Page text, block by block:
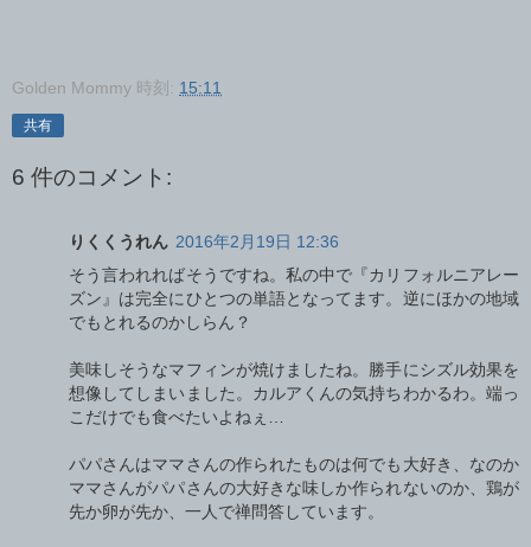
Golden Mommy 時刻: 15:11
共有
6 件のコメント:
りくくうれん 2016年2月19日 12:36
そう言われればそうですね。私の中で『カリフォルニアレー
ズン』は完全にひとつの単語となってます。逆にほかの地域
でもとれるのかしらん？
美味しそうなマフィンが焼けましたね。勝手にシズル効果を
想像してしまいました。カルアくんの気持ちわかるわ。端っ
こだけでも食べたいよねぇ…
パパさんはママさんの作られたものは何でも大好き、なのか
ママさんがパパさんの大好きな味しか作られないのか、鶏が
先か卵が先か、一人で禅問答しています。